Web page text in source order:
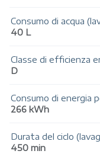
Consumo di acqua
40 L
Classe di efficienza
D
Consumo di energia
266 kWh
Durata del ciclo
450 min